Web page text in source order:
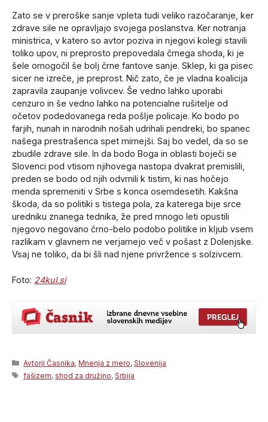
Zato se v preroške sanje vpleta tudi veliko razočaranje, ker
zdrave sile ne opravljajo svojega poslanstva. Ker notranja
ministrica, v katero so avtor poziva in njegovi kolegi stavili
toliko upov, ni preprosto prepovedala črnega shoda, ki je
šele omogočil še bolj črne fantove sanje. Sklep, ki ga pisec
sicer ne izreče, je preprost. Nič zato, če je vladna koalicija
zapravila zaupanje volivcev. Še vedno lahko uporabi
cenzuro in še vedno lahko na potencialne rušitelje od
očetov podedovanega reda pošlje policaje. Ko bodo po
farjih, nunah in narodnih nošah udrihali pendreki, bo spanec
našega prestrašenca spet mirnejši. Saj bo vedel, da so se
zbudile zdrave sile. In da bodo Boga in oblasti boječi se
Slovenci pod vtisom njihovega nastopa dvakrat premislili,
preden se bodo od njih odvrnili k tistim, ki nas hočejo
menda spremeniti v Srbe s konca osemdesetih. Kakšna
škoda, da so politiki s tistega pola, za katerega bije srce
uredniku znanega tednika, že pred mnogo leti opustili
njegovo negovano črno-belo podobo politike in kljub vsem
razlikam v glavnem ne verjamejo več v pošast z Dolenjske.
Vsaj ne toliko, da bi šli nad njene privržence s solzivcem.
Foto: 24kul.si
Categories
Avtorji Časnika,Mnenja z mero,Slovenija
Tags
fašizem,shod za družino,Srbija